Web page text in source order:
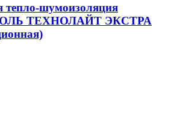
тепло-шумоизоляция
ТЕХНОЛАЙТ ЭКСТРА